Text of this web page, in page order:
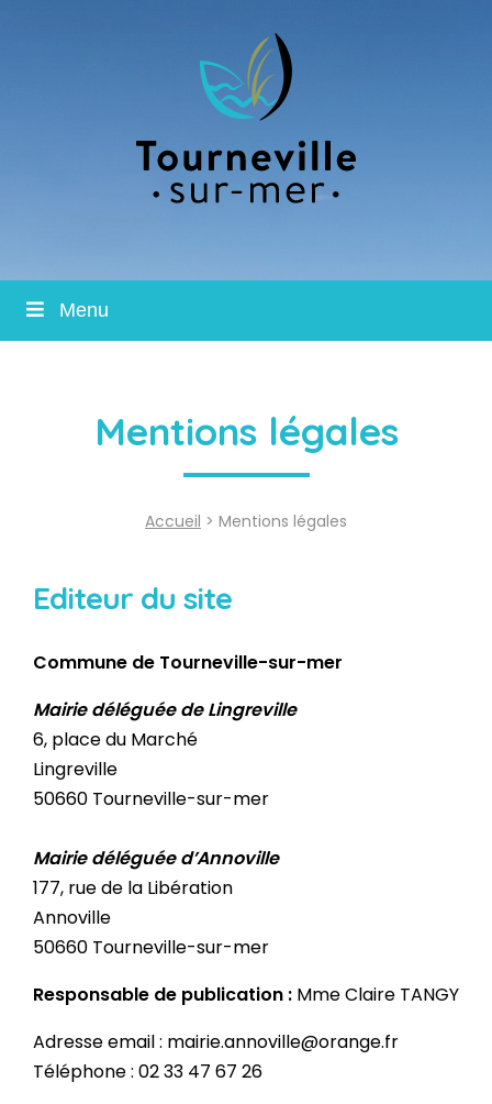
Menu
Mentions légales
Accueil > Mentions légales
Editeur du site
Commune de Tourneville-sur-mer
Mairie déléguée de Lingreville
6, place du Marché
Lingreville
50660 Tourneville-sur-mer
Mairie déléguée d’Annoville
177, rue de la Libération
Annoville
50660 Tourneville-sur-mer
Responsable de publication : Mme Claire TANGY
Adresse email : mairie.annoville@orange.fr
Téléphone : 02 33 47 67 26